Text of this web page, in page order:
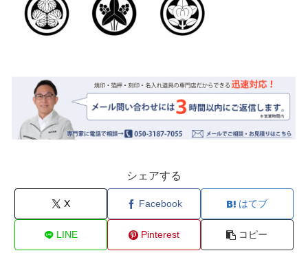
シェアする
X Facebook はてブ
LINE Pinterest コピー